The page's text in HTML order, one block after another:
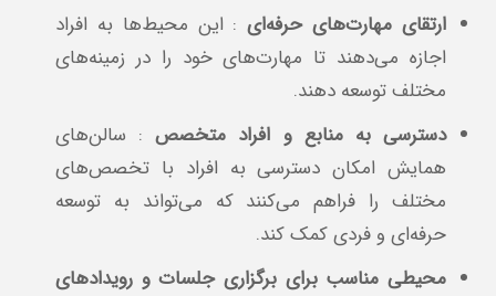
ارتقای مهارت‌های حرفه‌ای : این محیط‌ها به افراد
اجازه می‌دهند تا مهارت‌های خود را در زمینه‌های
مختلف توسعه دهند.
دسترسی به منابع و افراد متخصص : سالن‌های
همایش امکان دسترسی به افراد با تخصص‌های
مختلف را فراهم می‌کنند که می‌تواند به توسعه
حرفه‌ای و فردی کمک کند.
محیطی مناسب برای برگزاری جلسات و رویدادهای